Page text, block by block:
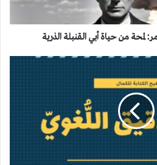
لمحة من حياة أبي القنبلة الذرية